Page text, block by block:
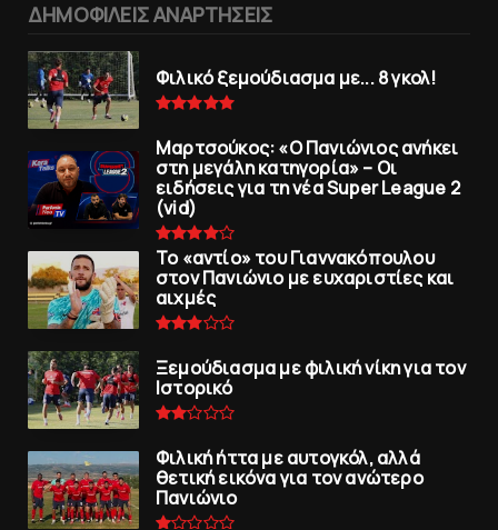
ΔΗΜΟΦΙΛΕΙΣ ΑΝΑΡΤΗΣΕΙΣ
Φιλικό ξεμούδιασμα με... 8 γκολ!
Μαρτσούκος: «Ο Πανιώνιος ανήκει
στη μεγάλη κατηγορία» – Οι
ειδήσεις για τη νέα Super League 2
(vid)
To «αντίο» του Γιαννακόπουλου
στον Πανιώνιο με ευχαριστίες και
αιχμές
Ξεμούδιασμα με φιλική νίκη για τoν
Iστορικό
Φιλική ήττα με αυτογκόλ, αλλά
θετική εικόνα για τον ανώτερo
Πανιώνιo